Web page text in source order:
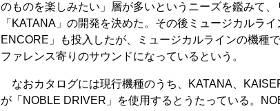
のものを楽しみたい」層が多いというニーズを鑑みて
「KATANA」の開発を決めた。その後ミュージカルラ
ENCORE」も投入したが、ミュージカルラインの機種
ファレンス寄りのサウンドになっているという。
なおカタログには現行機種のうち、KATANA、
が「NOBLE DRIVER」を使用するとうたっている。